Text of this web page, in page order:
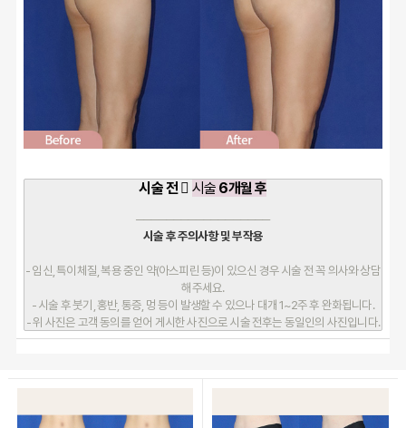
시술 전 시술 6개월 후
──────────────────
시술 후 주의사항 및 부작용
- 임신, 특이체질, 복용 중인 약(아스피린 등)이 있으신 경우 시술 전 꼭 의사와 상담
해주세요.
- 시술 후 붓기, 홍반, 통증, 멍 등이 발생할 수 있으나 대개 1~2주 후 완화됩니다.
- 위 사진은 고객 동의를 얻어 게시한 사진으로 시술 전후는 동일인의 사진입니다.